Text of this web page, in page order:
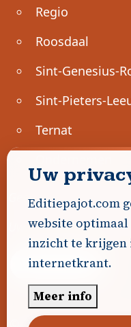
Regio
Roosdaal
Sint-Genesius-
Sint-Pieters-
Ternat
Geen advertenties
Uw advertentie hier?
Word Partner!
© 2026
Uw
Editiepajot.com
website
inzicht te krijgen
internetkrant.
Meer info